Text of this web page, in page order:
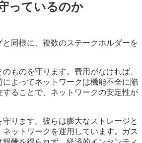
っているのか
と同様に、複数のステークホルダーを
ものを守ります。費用がなければ、
によってネットワークは機能不全に陥
することで、ネットワークの安定性が
ります。彼らは膨大なストレージと
ットワークを運用しています。ガス